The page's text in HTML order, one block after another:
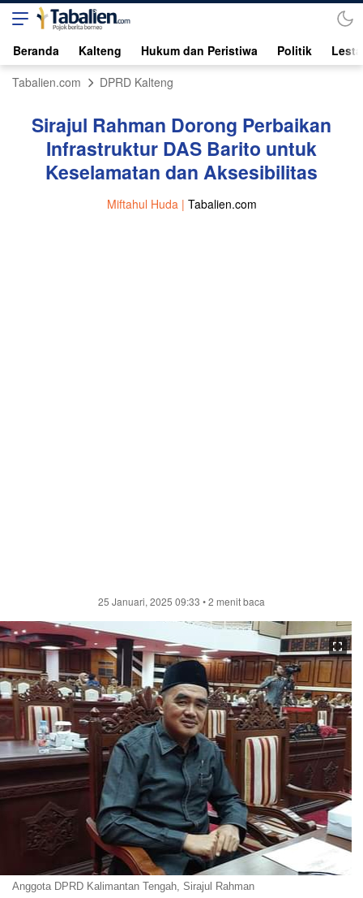
Beranda Kalteng Hukum dan Peristiwa Politik
Tabalien.com
DPRD Kalteng
Sirajul Rahman Dorong Perbaikan
Infrastruktur DAS Barito untuk
Keselamatan dan Aksesibilitas
Miftahul Huda | Tabalien.com
25 Januari, 2025 09:33 • 2 menit baca
Anggota DPRD Kalimantan Tengah, Sirajul Rahman